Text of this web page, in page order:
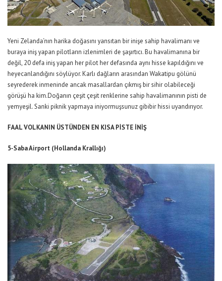
Yeni Zelanda’nın harika doğasını yansıtan bir inişe sahip havalimanı ve
buraya iniş yapan pilotların izlenimleri de şaşırtıcı. Bu havalimanına bir
değil, 20 defa iniş yapan her pilot her defasında aynı hisse kapıldığını ve
heyecanlandığını söylüyor. Karlı dağların arasından Wakatipu gölünü
seyrederek inmeninde ancak masallardan çıkmış bir sihir olabileceği
görüşü ha kim.Doğanın çeşit çeşit renklerine sahip havalimanının pisti de
yemyeşil. Sanki piknik yapmaya iniyormuşsunuz gibibir hissi uyandırıyor.
FAAL VOLKANIN ÜSTÜNDEN EN KISA PİSTE İNİŞ
5-Saba Airport (Hollanda Krallığı)